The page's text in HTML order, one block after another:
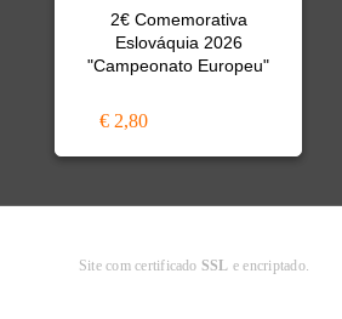
2€ Comemorativa
Eslováquia 2026
"Campeonato Europeu"
€ 2,80
Site com certificado SSL e encriptado.